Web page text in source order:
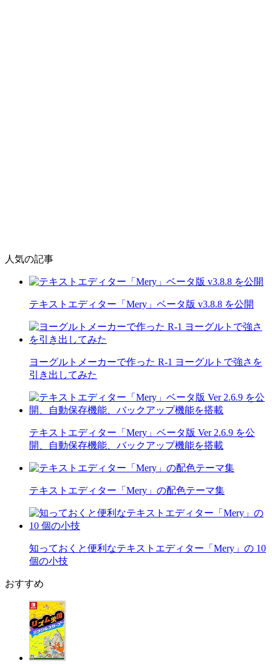
人気の記事
テキストエディター「Mery」ベータ版 v3.8.8 を公開
ヨーグルトメーカーで作った R-1 ヨーグルトで強さを
引き出してみた
テキストエディター「Mery」ベータ版 Ver 2.6.9 を公
開、自動保存機能、バックアップ機能を搭載
テキストエディター「Mery」の配色テーマ集
知っておくと便利なテキストエディター「Mery」の 10
個の小技
おすすめ